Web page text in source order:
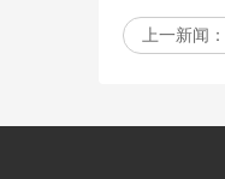
上一新闻：